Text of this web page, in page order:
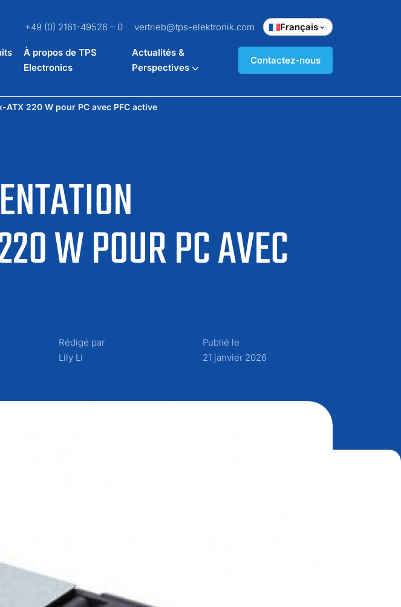
+49 (0) 2161-49526 – 0 vertrieb@tps-elektronik.com Français
À propos de TPS
Electronics
Actualités &
Perspectives
Contactez-nous
W POUR PC AVEC
220 W pour PC avec PFC active
Rédigé par
Lily Li
Publié le
21 janvier 2026